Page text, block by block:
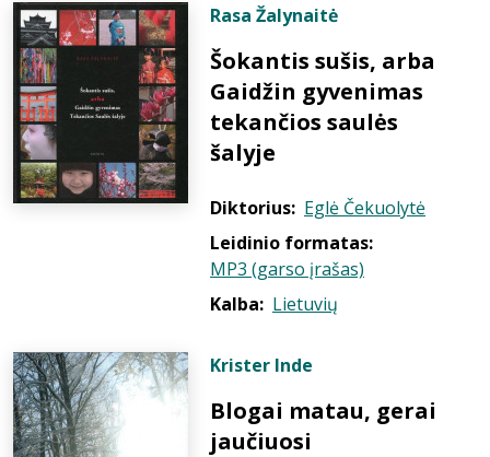
Rasa Žalynaitė
Šokantis sušis, arba
Gaidžin gyvenimas
tekančios saulės
šalyje
Diktorius: Eglė Čekuolytė
Leidinio formatas:
MP3 (garso įrašas)
Kalba: Lietuvių
Krister Inde
Blogai matau, gerai
jaučiuosi